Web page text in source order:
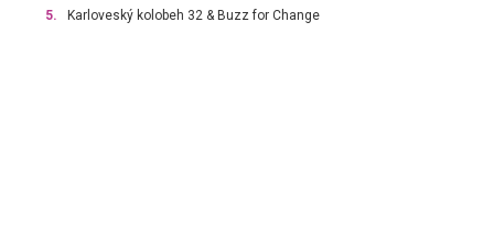
5. Karloveský kolobeh 32 & Buzz for Change